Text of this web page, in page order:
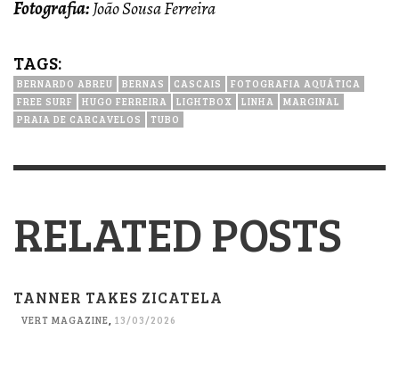
Fotografia:João Sousa Ferreira
TAGS:
BERNARDO ABREU BERNAS CASCAIS
FOTOGRAFIA AQUÁTICA
FREE SURF
HUGO FERREIRA LIGHTBOX LINHA
MARGINAL
PRAIA DE CARCAVELOS
TUBO
RELATED POSTS
TANNER TAKES ZICATELA
VERT MAGAZINE 13/03/2026